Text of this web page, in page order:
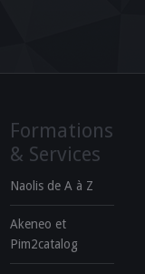
Formations
& Services
Naolis de A à Z
Akeneo et
Pim2catalog